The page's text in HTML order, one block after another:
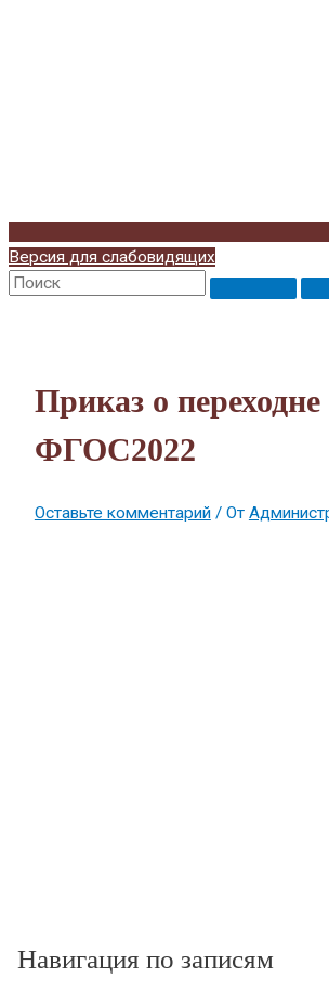
Версия для слабовидящих
Приказ о переходне
ФГОС2022
Оставьте комментарий / От
Навигация по записям